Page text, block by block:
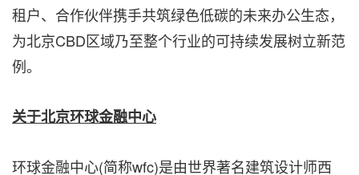
租户、合作伙伴携手共筑绿色低碳的未来办公生态，
为北京CBD区域乃至整个行业的可持续发展树立新范
例。
关于北京环球金融中心
环球金融中心(简称wfc)是由世界著名建筑设计师西